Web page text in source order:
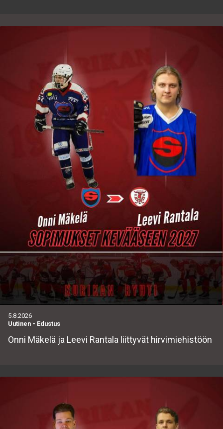
5.8.2026
Uutinen - Edustus
Onni Mäkelä ja Leevi Rantala liittyvät hirvimiehistöön